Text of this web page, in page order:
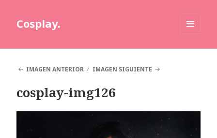
Cosplay.
IMAGEN ANTERIOR
IMAGEN SIGUIENTE
cosplay-img126